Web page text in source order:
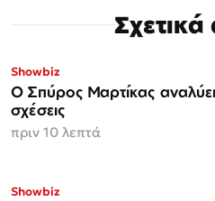
Showbiz
Ο Σπύρος Μαρτίκας
σχέσεις
πριν 10 λεπτά
Showbiz